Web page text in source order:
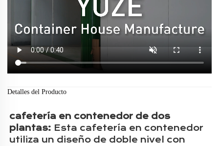
Detalles del Producto
cafetería en contenedor de dos
plantas: Esta cafetería en contenedor
utiliza un diseño de doble nivel con